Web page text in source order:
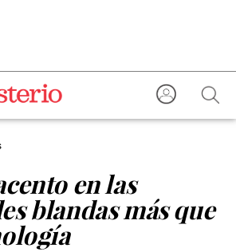
en las
blandas más que